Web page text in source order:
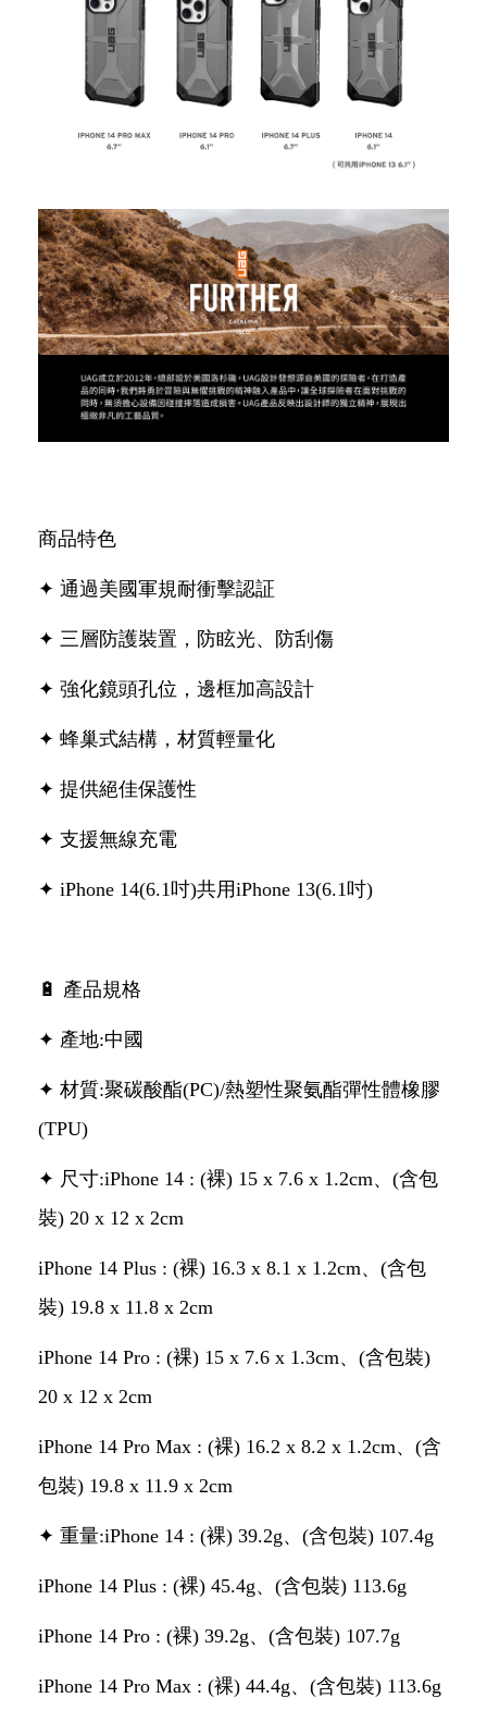
商品特色
✦ 通過美國軍規耐衝擊認証
✦ 三層防護裝置，防眩光、防刮傷
✦ 強化鏡頭孔位，邊框加高設計
✦ 蜂巢式結構，材質輕量化
✦ 提供絕佳保護性
✦ 支援無線充電
✦ iPhone 14(6.1吋)共用iPhone 13(6.1吋)
🔋 產品規格
✦ 產地:中國
✦ 材質:聚碳酸酯(PC)/熱塑性聚氨酯彈性體橡膠
(TPU)
✦ 尺寸:iPhone 14 : (裸) 15 x 7.6 x 1.2cm、(含包
裝) 20 x 12 x 2cm
iPhone 14 Plus : (裸) 16.3 x 8.1 x 1.2cm、(含包
裝) 19.8 x 11.8 x 2cm
iPhone 14 Pro : (裸) 15 x 7.6 x 1.3cm、(含包裝)
20 x 12 x 2cm
iPhone 14 Pro Max : (裸) 16.2 x 8.2 x 1.2cm、(含
包裝) 19.8 x 11.9 x 2cm
✦ 重量:iPhone 14 : (裸) 39.2g、(含包裝) 107.4g
iPhone 14 Plus : (裸) 45.4g、(含包裝) 113.6g
iPhone 14 Pro : (裸) 39.2g、(含包裝) 107.7g
iPhone 14 Pro Max : (裸) 44.4g、(含包裝) 113.6g